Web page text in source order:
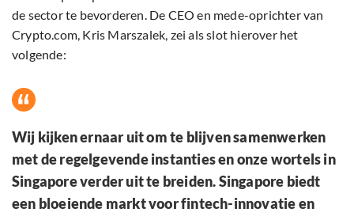
de sector te bevorderen. De CEO en mede-oprichter van
Crypto.com, Kris Marszalek, zei als slot hierover het
volgende:
Wij kijken ernaar uit om te blijven samenwerken
met de regelgevende instanties en onze wortels in
Singapore verder uit te breiden. Singapore biedt
een bloeiende markt voor fintech-innovatie en